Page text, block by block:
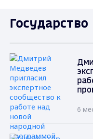
Государство
6